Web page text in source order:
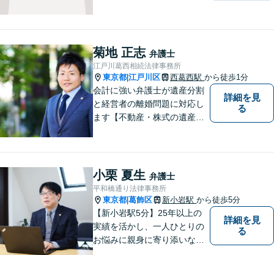
みに真摯に耳を傾け，個々の
事情を吟味したうえで適切な
解決が図れるようサポートし
て参ります。
菊地 正志 弁護士
江戸川葛西相続法律事務所
東京都 江戸川区 西葛西駅 から徒歩1分
会計に強い弁護士が遺産分割
と経営者の離婚問題に対応し
ます【不動産・株式の遺産分
協会準会員 トリプルライセ
ンス】
詳細を見
る
小栗 夏生 弁護士
平和橋通り法律事務所
東京都 葛飾区 新小岩駅 から徒歩5分
【新小岩駅5分】25年以上の
実績を活かし、一人ひとりの
お悩みに親身に寄り添いなが
詳細を見
る